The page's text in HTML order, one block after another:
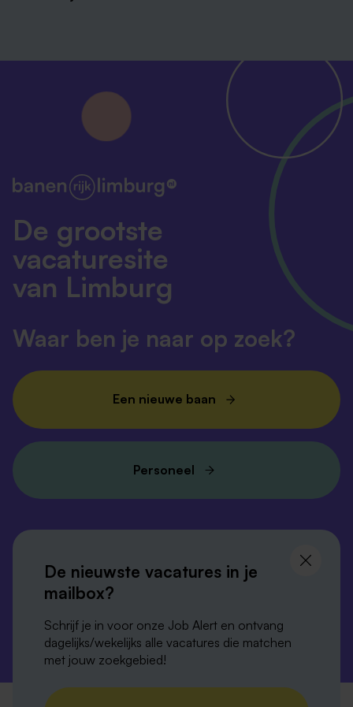
De grootste
vacaturesite
van Limburg
Waar ben je naar op zoek?
Een nieuwe baan
Personeel
blijf op de hoogte
De nieuwste vacatures in je
mailbox?
Schrijf je in voor onze Job Alert en ontvang
dagelijks/wekelijks alle vacatures die matchen
met jouw zoekgebied!